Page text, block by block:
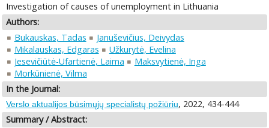
Investigation of causes of unemployment in Lithuania
Authors:
Bukauskas, Tadas
Januševičius, Deivydas
Mikalauskas, Edgaras
Užkurytė, Evelina
Jesevičiūtė-Ufartienė, Laima
Maksvytienė, Inga
Morkūnienė, Vilma
In the Journal:
Verslo aktualijos būsimųjų specialistų požiūriu, 2022, 434-444
Summary / Abstract: